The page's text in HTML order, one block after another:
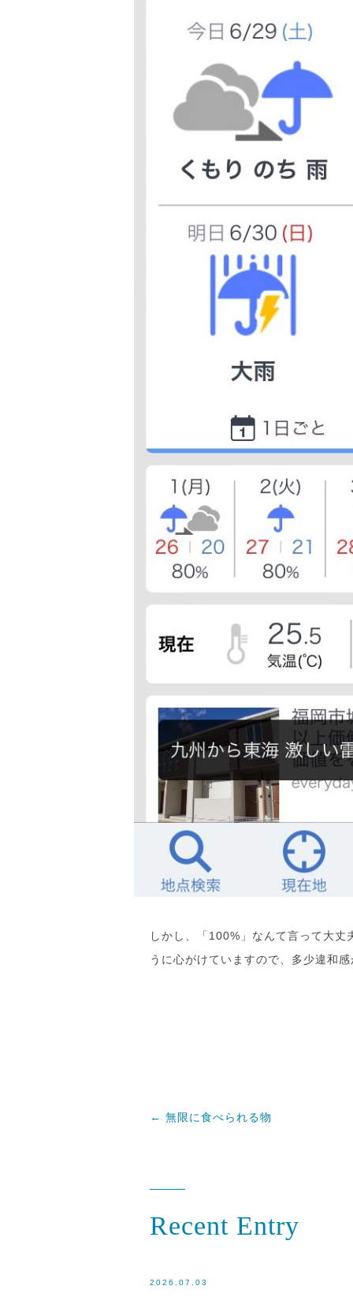
しかし、「100%」なんて言って大
うに心がけていますので、多少違和
← 無限に食べられる物
Recent Entry
2026.07.03